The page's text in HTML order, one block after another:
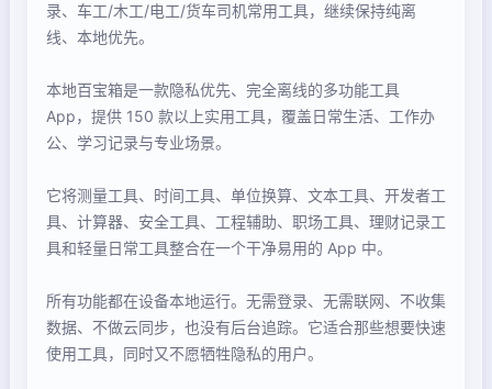
录、车工/木工/电工/货车司机常用工具，继续保持纯离
线、本地优先。
本地百宝箱是一款隐私优先、完全离线的多功能工具
App，提供 150 款以上实用工具，覆盖日常生活、工作办
公、学习记录与专业场景。
它将测量工具、时间工具、单位换算、文本工具、开发者工
具、计算器、安全工具、工程辅助、职场工具、理财记录工
具和轻量日常工具整合在一个干净易用的 App 中。
所有功能都在设备本地运行。无需登录、无需联网、不收集
数据、不做云同步，也没有后台追踪。它适合那些想要快速
使用工具，同时又不愿牺牲隐私的用户。